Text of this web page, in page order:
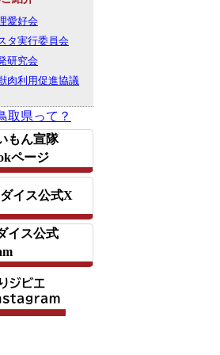
愛好会
タ実行委員会
研究会
肉利用促進協議
取県って？
もん宣隊
ページ
イス公式X
イス公式